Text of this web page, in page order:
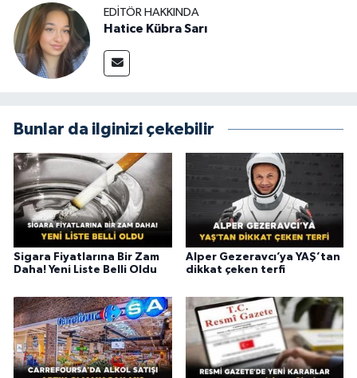
EDITÖR HAKKINDA
Hatice Kübra Sarı
Bunlar da ilginizi çekebilir
Sigara Fiyatlarına Bir Zam
Daha! Yeni Liste Belli Oldu
Alper Gezeravcı’ya YAŞ’tan
dikkat çeken terfi